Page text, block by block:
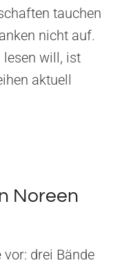
tauchen
nicht auf.
lesen will, ist
aktuell
Noreen
vor: drei Bände